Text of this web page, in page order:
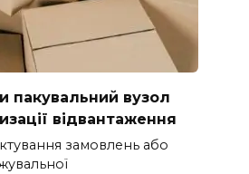
пакувальний вузол
відвантаження
замовлень або